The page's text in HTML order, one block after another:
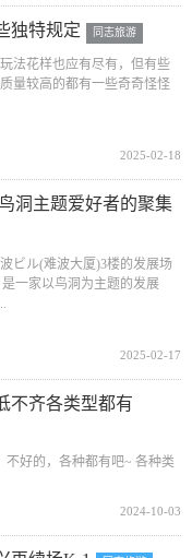
独特规定 同志旅游
法花样也应有尽有，但有些
量较高的都有一些奇奇怪怪
2025-02-18
洞主题爱好者的聚集
ビル(难波大厦)3楼的发展场
一家以鸟洞为主题的发展
2025-02-17
不齐各类型都有
不好的，各种都有吧~ 各种类
2024-10-03